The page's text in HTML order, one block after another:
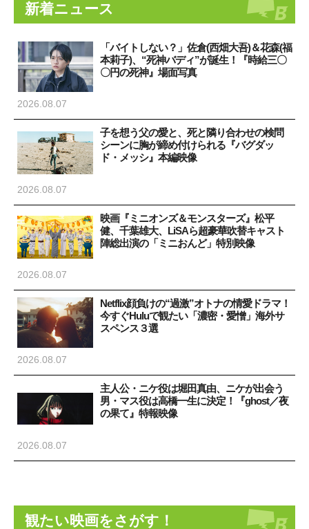
新着ニュース
「バイトしない？」佐倉(西畑大吾)＆花森(福
本莉子)、“死神バディ”が誕生！『時給三〇
〇円の死神』場面写真
2026.08.07
子を想う父の愛と、死と隣り合わせの検問
シーンに胸が締め付けられる『バグダッ
ド・メッシ』本編映像
2026.08.07
映画『ミニオンズ＆モンスターズ』松平
健、千葉雄大、LiSAら超豪華吹替キャスト
陣総出演の「ミニおんど」特別映像
2026.08.07
Netflix顔負けの“過激”オトナの情愛ドラマ！
今すぐHuluで観たい「濃密・愛憎」海外サ
スペンス３選
2026.08.07
主人公・ニケ役は堀田真由、ニケが出会う
男・マス役は高橋一生に決定！『ghost／夜
の果て』特報映像
2026.08.07
観たい映画をさがす！